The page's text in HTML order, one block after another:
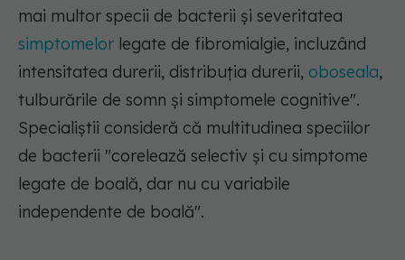
mai multor specii de bacterii și severitatea
simptomelor legate de fibromialgie, incluzând
intensitatea durerii, distribuția durerii, oboseala,
tulburările de somn și simptomele cognitive".
Specialiștii consideră că multitudinea speciilor
de bacterii "corelează selectiv și cu simptome
legate de boală, dar nu cu variabile
independente de boală".